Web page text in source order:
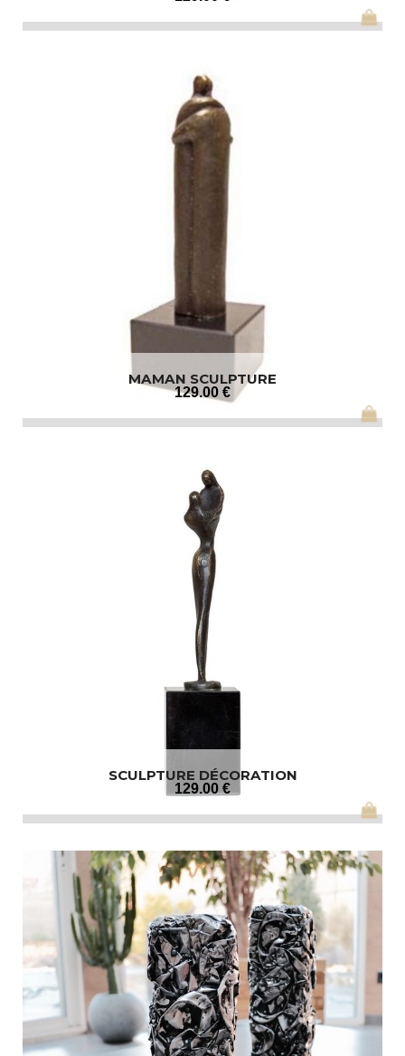
MAMAN SCULPTURE
129.00 €
SCULPTURE DÉCORATION
129.00 €